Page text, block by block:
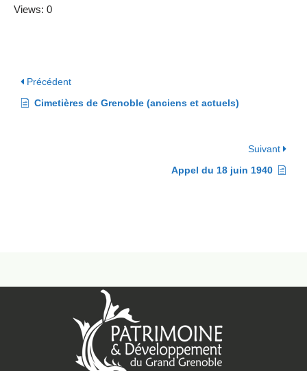
Views: 0
Précédent
Cimetières de Grenoble (anciens et actuels)
Suivant
Appel du 18 juin 1940